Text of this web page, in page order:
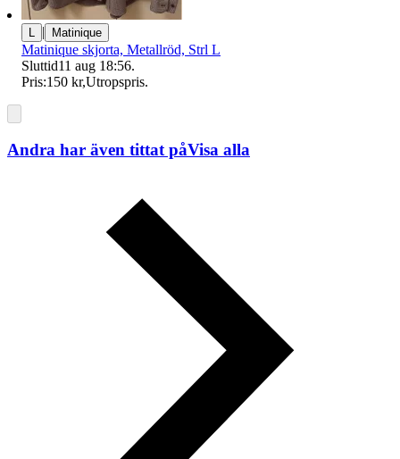
L | Matinique
Matinique skjorta, Metallröd, Strl L
Sluttid11 aug 18:56.
Pris:150 kr,Utropspris.
Andra har även tittat påVisa alla